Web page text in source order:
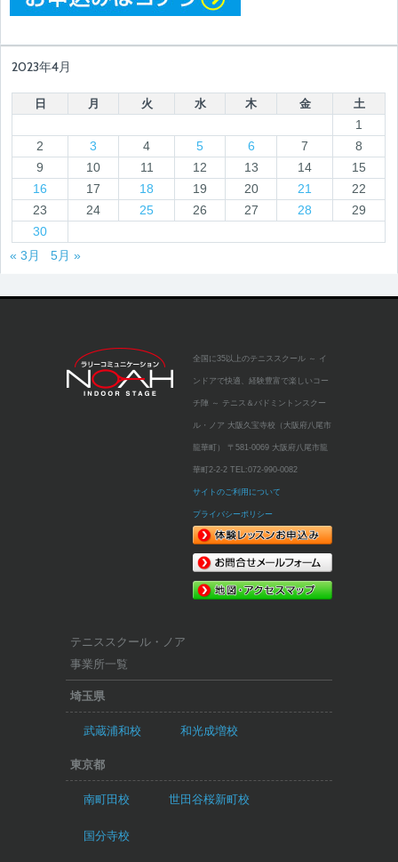
2023年4月
日 月 火 水 木 金 土
1
2
3 4 5 6 7
8
9
10 11 12 13 14
15
16
17 18 19 20 21
22
23
24 25 26 27 28
29
30
« 3月
5月 »
全国に35以上のテニススクール ～ イ
ンドアで快適、経験豊富で楽しいコー
チ陣 ～ テニス＆バドミントンスクー
ル・ノア 大阪久宝寺校（大阪府八尾市
龍華町） 〒581-0069 大阪府八尾市龍
華町2-2-2 TEL:072-990-0082
サイトのご利用について
プライバシーポリシー
テニススクール・ノア
事業所一覧
埼玉県
武蔵浦和校 和光成増校
東京都
南町田校 世田谷桜新町校
国分寺校